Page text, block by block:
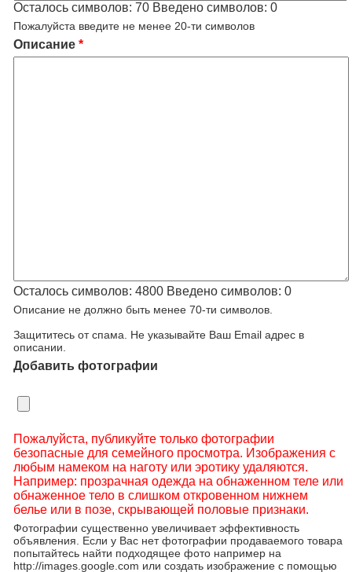
Осталось символов: 70 Введено символов: 0
Пожалуйста введите не менее 20-ти символов
Описание *
Осталось символов: 4800 Введено символов: 0
Описание не должно быть менее 70-ти символов.
Защититесь от спама. Не указывайте Ваш Email адрес в
описании.
Добавить фотографии
Пожалуйста, публикуйте только фотографии
безопасные для семейного просмотра. Изображения с
любым намеком на наготу или эротику удаляются.
Например: прозрачная одежда на обнаженном теле или
обнаженное тело в слишком откровенном нижнем
белье или в позе, скрывающей половые признаки.
Фотографии существенно увеличивает эффективность
объявления. Если у Вас нет фотографии продаваемого товара
попытайтесь найти подходящее фото например на
http://images.google.com или создать изображение с помощью